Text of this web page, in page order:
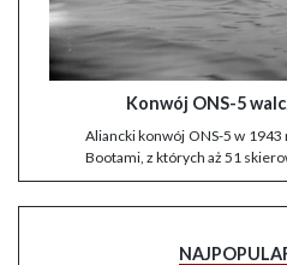
Konwój ONS-5
Aliancki konwój ONS-5 w 1943
Bootami, z których aż 51